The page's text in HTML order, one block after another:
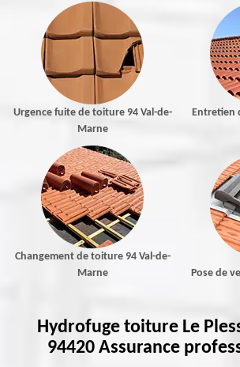
Urgence fuite de toiture 94 Val-de-
Marne
Entretien
Changement de toiture 94 Val-de-
Marne
Pose de
Hydrofuge toiture Le
94420 Assurance